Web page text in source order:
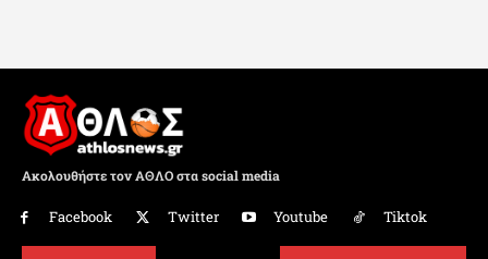
Ακολουθήστε τον ΑΘΛΟ στα social media
Facebook Twitter Youtube Tiktok